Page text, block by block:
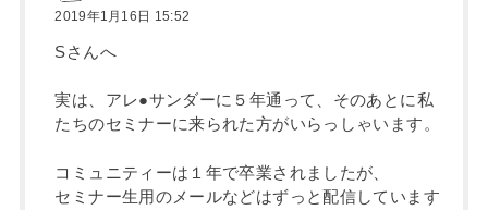
2019年1月16日 15:52
Sさんへ
実は、アレ●サンダーに５年通って、そのあとに私
たちのセミナーに来られた方がいらっしゃいます。
コミュニティーは１年で卒業されましたが、
セミナー生用のメールなどはずっと配信しています